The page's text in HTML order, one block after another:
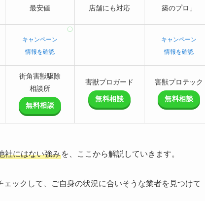
最安値
店舗にも対応
築のプロ」
キャンペーン
情報を確認
キャンペーン
情報を確認
街角害獣駆除
相談所
無料相談
害獣プロガード
無料相談
害獣プロテック
無料相談
社にはない強み を、ここから解説していきます。
ックして、ご自身の状況に合いそうな業者を見つけて